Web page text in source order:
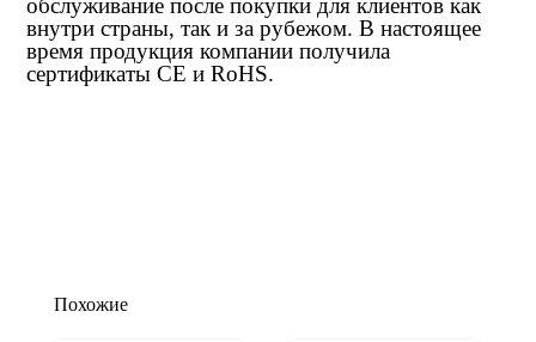
обслуживание после покупки для клиентов как
внутри страны, так и за рубежом. В настоящее
время продукция компании получила
сертификаты CE и RoHS.
Похожие